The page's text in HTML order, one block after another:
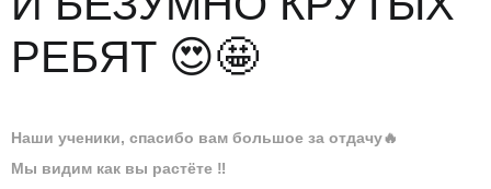
РЕБЯТ 😍🤩
Наши ученики, спасибо вам большое за отдачу🔥
Мы видим как вы растёте ‼️